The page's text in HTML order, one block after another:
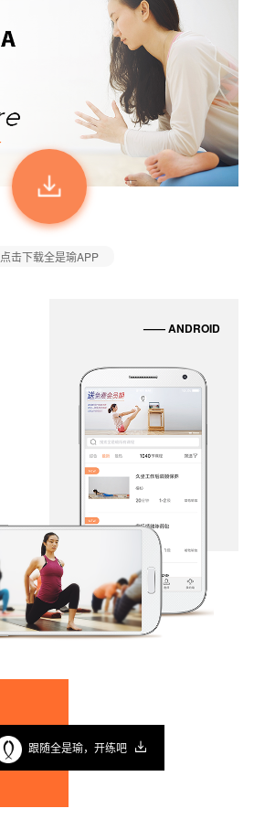
点击下载全是瑜APP
—— ANDROID
跟随全是瑜，开练吧